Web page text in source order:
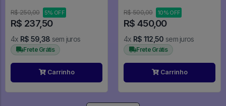
R$ 250,00
5% OFF
R$ 237,50
4x R$ 59,38 sem juros
Frete Grátis
Carrinho
R$ 500,00
10% OFF
R$ 450,00
4x R$ 112,50 sem juros
Frete Grátis
Carrinho